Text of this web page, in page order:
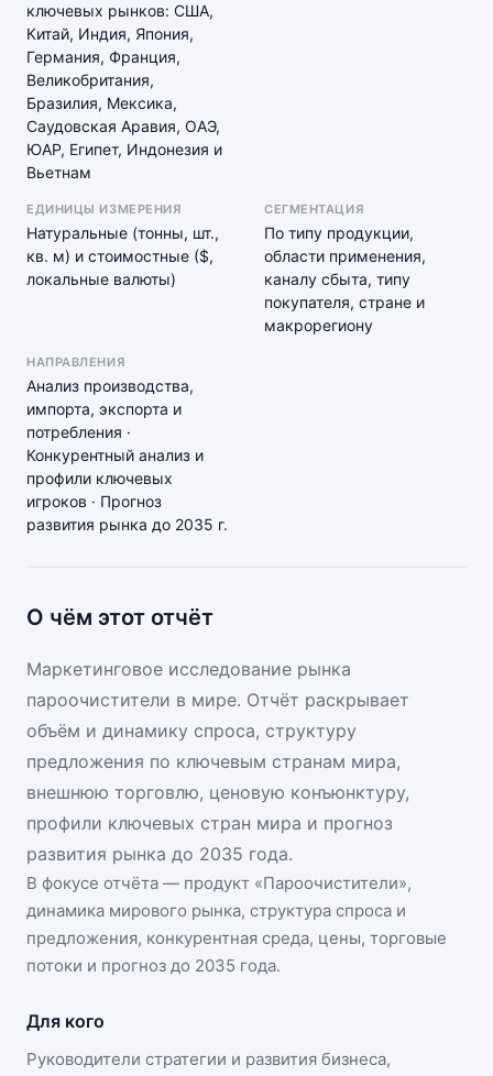
ключевых рынков: США,
Китай, Индия, Япония,
Германия, Франция,
Великобритания,
Бразилия, Мексика,
Саудовская Аравия, ОАЭ,
ЮАР, Египет, Индонезия и
Вьетнам
ЕДИНИЦЫ ИЗМЕРЕНИЯ
Натуральные (тонны, шт.,
кв. м) и стоимостные ($,
локальные валюты)
СЕГМЕНТАЦИЯ
По типу продукции,
области применения,
каналу сбыта, типу
покупателя, стране и
макрорегиону
НАПРАВЛЕНИЯ
Анализ производства,
импорта, экспорта и
потребления ·
Конкурентный анализ и
профили ключевых
игроков · Прогноз
развития рынка до 2035 г.
О чём этот отчёт
Маркетинговое исследование рынка
пароочистители в мире. Отчёт раскрывает
объём и динамику спроса, структуру
предложения по ключевым странам мира,
внешнюю торговлю, ценовую конъюнктуру,
профили ключевых стран мира и прогноз
развития рынка до 2035 года.
В фокусе отчёта — продукт «Пароочистители»,
динамика мирового рынка, структура спроса и
предложения, конкурентная среда, цены, торговые
потоки и прогноз до 2035 года.
Для кого
Руководители стратегии и развития бизнеса,